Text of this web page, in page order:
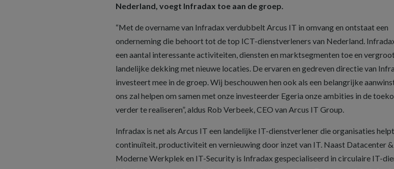
Nederland, voegt Infradax toe aan de groep.
“Met de overname van Infradax verdubbelt Arcus IT in omvang en ontstaat een
onderneming die behoort tot de top ICT-dienstverleners van Nederland.
een aantal interessante activiteiten, diensten en marktsegmenten toe en
landelijke dekking met nieuwe locaties. De ervaren en gedreven directie van
investeert mee in de groep. Wij beschouwen hen ook als een belangrijke
ons zal helpen om samen met onze investeerder Egeria onze ambities in de
verder te realiseren”, aldus Rob Verbeek, CEO van Arcus IT Group.
Infradax is net als Arcus IT een landelijke IT-dienstverlener die organisaties
continuïteit, productiviteit en vernieuwing door inzet van IT. Naast Datacenter &
Moderne Werkplek en IT-Security is Infradax gespecialiseerd in circulaire IT-